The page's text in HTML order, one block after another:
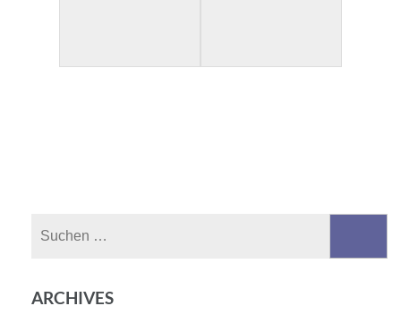
ARCHIVES